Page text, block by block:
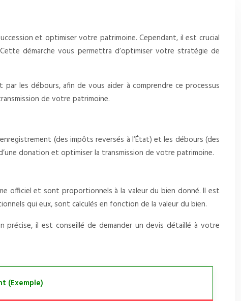
et optimiser votre patrimoine. Cependant, il est crucial
démarche vous permettra d’optimiser votre stratégie de
les débours, afin de vous aider à comprendre ce processus
de votre patrimoine.
(des impôts reversés à l’État) et les débours (des
donation et optimiser la transmission de votre patrimoine.
officiel et sont proportionnels à la valeur du bien donné. Il est
qui eux, sont calculés en fonction de la valeur du bien.
précise, il est conseillé de demander un devis détaillé à votre
(Exemple)